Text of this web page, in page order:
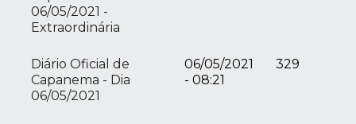
06/05/2021 -
Extraordinária
Diário Oficial de
Capanema - Dia
06/05/2021
06/05/2021
- 08:21
329